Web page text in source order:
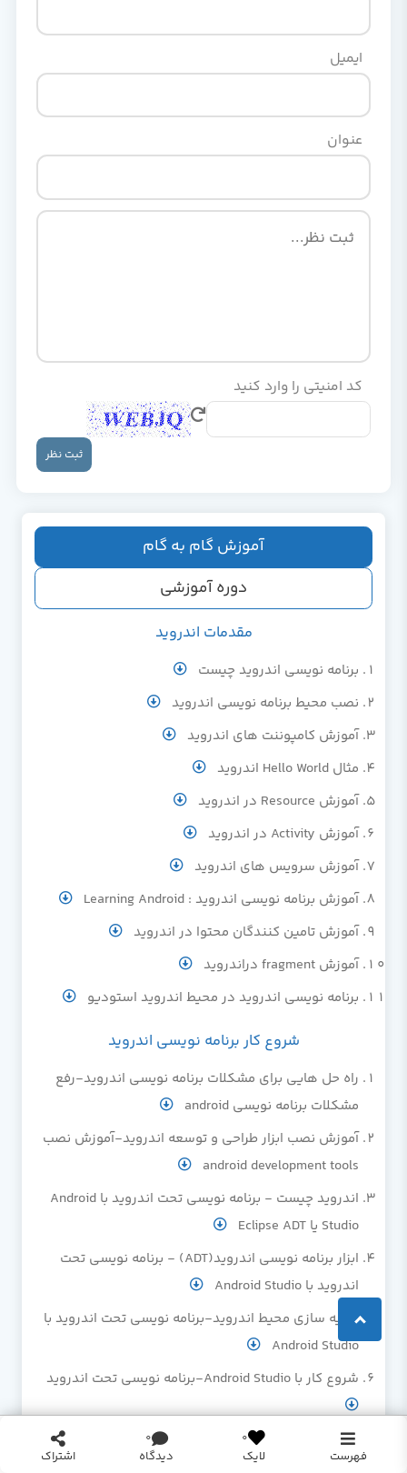
فهرست
0
لایک
0
دیدگاه اشتراک
آموزش گام به گام
دوره آموزشی
مقدمات اندروید
برنامه نویسی اندروید چیست
نصب محیط برنامه نویسی اندروید
آموزش کامپوننت های اندروید
مثال Hello World اندروید
آموزش Resource در اندروید
آموزش Activity در اندروید
آموزش سرویس های اندروید
آموزش برنامه نویسی اندروید : Learning Android
آموزش تامین کنندگان محتوا در اندروید
آموزش fragment دراندروید
برنامه نویسی اندروید در محیط اندروید استودیو
شروع کار برنامه نویسی اندروید
راه حل هایی برای مشکلات برنامه نویسی اندروید-رفع
مشکلات برنامه نویسی android
آموزش نصب ابزار طراحی و توسعه اندروید-آموزش نصب
android development tools
اندروید چیست - برنامه نویسی تحت اندروید با Android
Studio یا Eclipse ADT
ابزار برنامه نویسی اندروید(ADT) - برنامه نویسی تحت
اندروید با Android Studio
شبیه سازی محیط اندروید-برنامه نویسی تحت اندروید با
Android Studio
شروع کار با Android Studio-برنامه نویسی تحت اندروید
شروع کار با Eclipse ADT-برنامه نویسی تحت اندروید با
Android Studio یا Eclipse ADT
ایمیل
عنوان
کد امنیتی را وارد کنید
ثبت نظر